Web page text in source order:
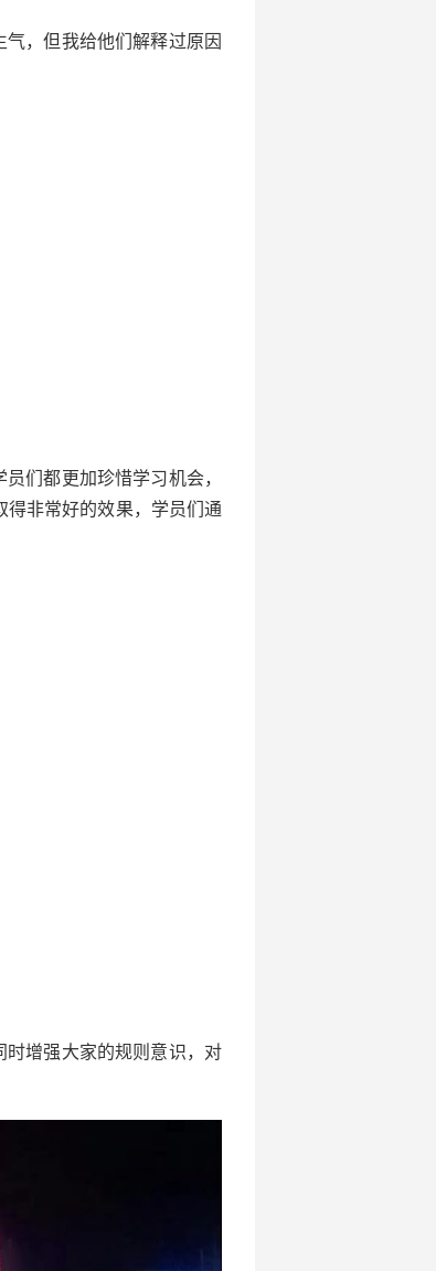
，但我给他们解释过原因
们都更加珍惜学习机会，
非常好的效果，学员们通
增强大家的规则意识，对